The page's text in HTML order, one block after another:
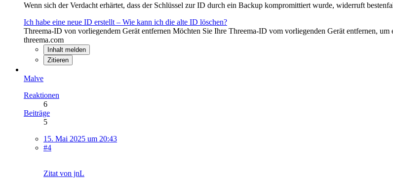
Wenn sich der Verdacht erhärtet, dass der Schlüssel zur ID durch ein Backup kompromittiert wurde, widerruft
Ich habe eine neue ID erstellt – Wie kann ich die alte ID löschen?
Threema-ID von vorliegendem Gerät entfernen Möchten Sie Ihre Threema-ID vom vorliegenden Gerät entfernen, um
threema.com
Inhalt melden
Zitieren
Malve
Reaktionen
6
Beiträge
5
15. Mai 2025 um 20:43
#4
Zitat von jnL